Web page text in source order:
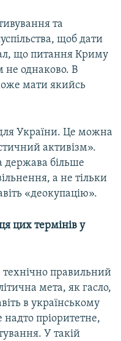
та
щоб дати
що питання Криму
не однаково. В
мати якийсь
України. Це можна
активізм».
держава більше
а не тільки
«деокупацію».
цих термінів у
технічно правильний
мета, як гасло,
в українському
надто пріоритетне,
У такій